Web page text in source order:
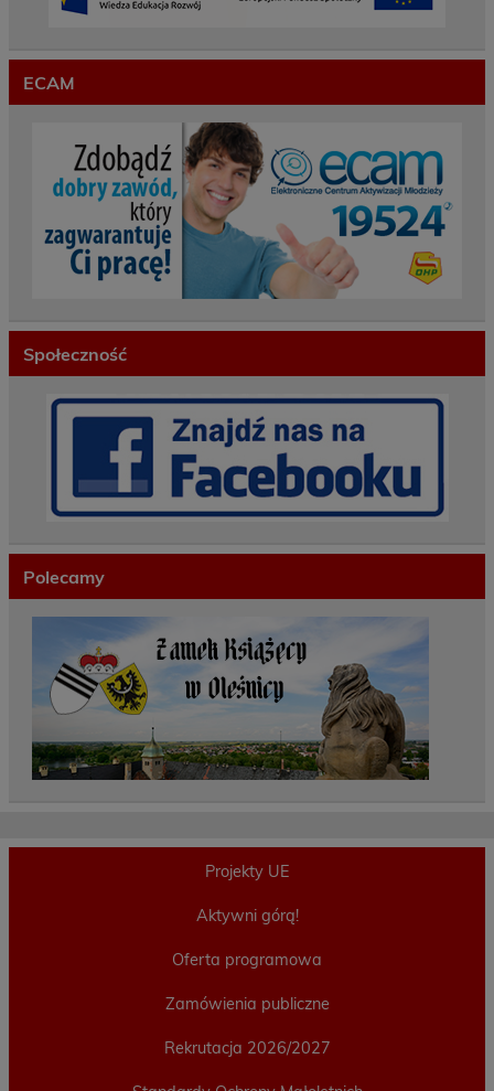
ECAM
Społeczność
Polecamy
Projekty UE
Aktywni górą!
Oferta programowa
Zamówienia publiczne
Rekrutacja 2026/2027